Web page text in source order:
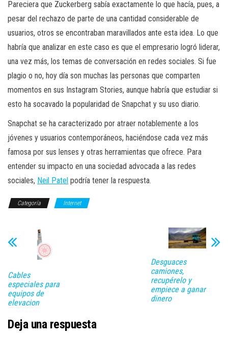
Pareciera que Zuckerberg sabía exactamente lo que hacía, pues, a
pesar del rechazo de parte de una cantidad considerable de
usuarios, otros se encontraban maravillados ante esta idea. Lo que
habría que analizar en este caso es que el empresario logró liderar,
una vez más, los temas de conversación en redes sociales. Si fue
plagio o no, hoy día son muchas las personas que comparten
momentos en sus Instagram Stories, aunque habría que estudiar si
esto ha socavado la popularidad de Snapchat y su uso diario.
Snapchat se ha caracterizado por atraer notablemente a los
jóvenes y usuarios contemporáneos, haciéndose cada vez más
famosa por sus lenses y otras herramientas que ofrece. Para
entender su impacto en una sociedad advocada a las redes
sociales, Neil Patel podría tener la respuesta.
Categoría Internet
Cables
especiales para
equipos de
elevacion
Desguaces
camiones,
recupérelo y
empiece a ganar
dinero
Deja una respuesta